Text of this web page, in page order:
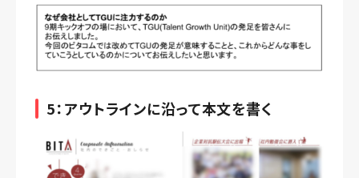
5：アウトラインに沿って本文を書く